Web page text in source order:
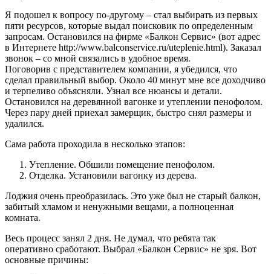
Я подошел к вопросу по-другому – стал выбирать из первых
пяти ресурсов, которые выдал поисковик по определенным
запросам. Остановился на фирме «Балкон Сервис» (вот адрес
в Интернете http://www.balconservice.ru/uteplenie.html). Заказал
звонок – со мной связались в удобное время.
Поговорив с представителем компании, я убедился, что
сделал правильный выбор. Около 40 минут мне все доходчиво
и терпеливо объясняли. Узнал все нюансы и детали.
Остановился на деревянной вагонке и утеплении пенофолом.
Через пару дней приехал замерщик, быстро снял размеры и
удалился.
Сама работа проходила в несколько этапов:
Утепление. Обшили помещение пенофолом.
Отделка. Установили вагонку из дерева.
Лоджия очень преобразилась. Это уже был не старый балкон,
забитый хламом и ненужными вещами, а полноценная
комната.
Весь процесс занял 2 дня. Не думал, что ребята так
оперативно сработают. Выбрал «Балкон Сервис» не зря. Вот
основные причины: